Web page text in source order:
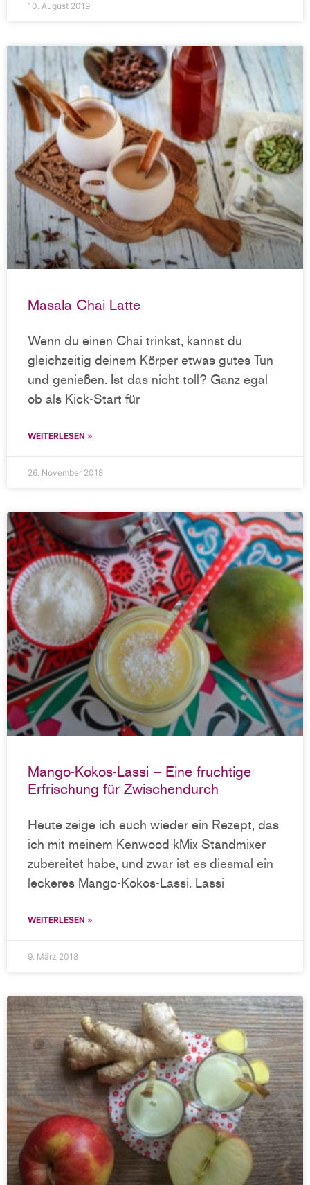
10. August 2019
Masala Chai Latte
Wenn du einen Chai trinkst, kannst du
gleichzeitig deinem Körper etwas gutes Tun
und genießen. Ist das nicht toll? Ganz egal
ob als Kick-Start für
WEITERLESEN »
26. November 2018
Mango-Kokos-Lassi – Eine fruchtige
Erfrischung für Zwischendurch
Heute zeige ich euch wieder ein Rezept, das
ich mit meinem Kenwood kMix Standmixer
zubereitet habe, und zwar ist es diesmal ein
leckeres Mango-Kokos-Lassi. Lassi
WEITERLESEN »
9. März 2018